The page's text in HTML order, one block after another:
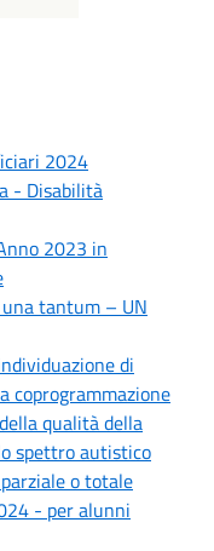
2024
- Disabilità
2023 in
tantum – UN
di
coprogrammazione
qualità della
spettro autistico
o totale
- per alunni